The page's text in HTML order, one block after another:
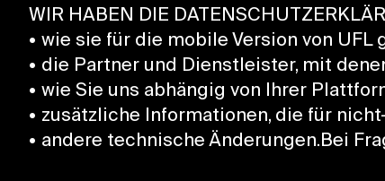
WIR HABEN DIE
• wie sie für die mobile Version von UFL
• die Partner und Dienstleister, mit
• wie Sie uns abhängig von Ihrer
• zusätzliche Informationen, die für
• andere technische Änderungen.Bei